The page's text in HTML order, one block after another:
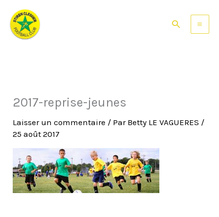
contenu
Rechercher
2017-reprise-jeunes
Laisser un commentaire / Par Betty LE VAGUERES /
25 août 2017